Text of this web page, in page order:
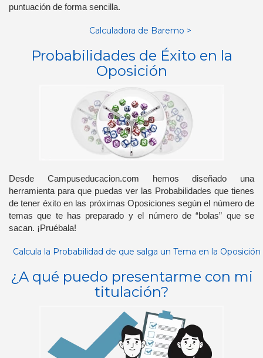
puntuación de forma sencilla.
Calculadora de Baremo >
Probabilidades de Éxito en la
Oposición
Desde Campuseducacion.com hemos diseñado una
herramienta para que puedas ver las Probabilidades que tienes
de tener éxito en las próximas Oposiciones según el número de
temas que te has preparado y el número de “bolas” que se
sacan. ¡Pruébala!
Calcula la Probabilidad de que salga un Tema en la Oposición
¿A qué puedo presentarme con mi
titulación?